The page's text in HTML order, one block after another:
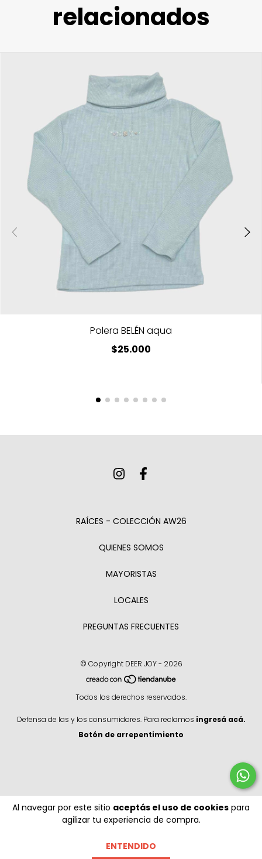
Al navegar por este sitio aceptás el uso de cookies para
agilizar tu experiencia de compra.
ENTENDIDO
relacionados
Polera BELÉN aqua
$25.000
RAÍCES - COLECCIÓN AW26
QUIENES SOMOS
MAYORISTAS
LOCALES
PREGUNTAS FRECUENTES
© Copyright DEER JOY - 2026
Todos los derechos reservados.
Defensa de las y los consumidores. Para reclamos ingresá acá.
Botón de arrepentimiento